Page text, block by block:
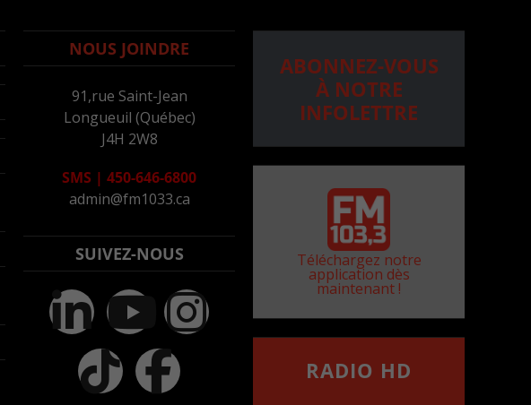
NOUS JOINDRE
91,rue Saint-Jean
Longueuil (Québec)
J4H 2W8
SMS | 450-646-6800
admin@fm1033.ca
SUIVEZ-NOUS
ABONNEZ-VOUS
À NOTRE
INFOLETTRE
Téléchargez notre
application dès
maintenant !
RADIO HD